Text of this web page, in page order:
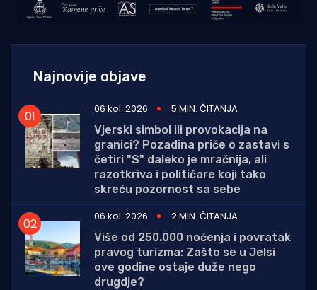
Najnovije objave
06 kol. 2026
5 MIN. ČITANJA
Vjerski simbol ili provokacija na
granici? Pozadina priče o zastavi s
četiri "S" daleko je mračnija, ali
razotkriva i političare koji tako
skreću pozornost sa sebe
06 kol. 2026
2 MIN. ČITANJA
Više od 250.000 noćenja i povratak
pravog turizma: Zašto se u Jelsi
ove godine ostaje duže nego
drugdje?